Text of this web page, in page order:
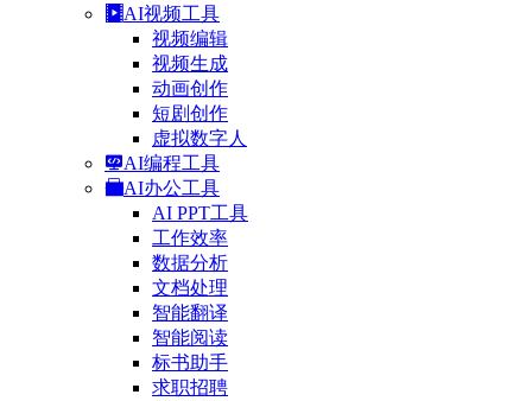
AI视频工具
视频编辑
视频生成
动画创作
短剧创作
虚拟数字人
AI编程工具
AI办公工具
AI PPT工具
工作效率
数据分析
文档处理
智能翻译
智能阅读
标书助手
求职招聘